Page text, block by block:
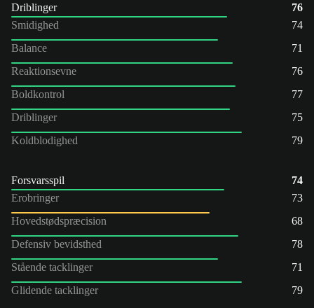
Driblinger
76
Smidighed
74
Balance
71
Reaktionsevne
76
Boldkontrol
77
Driblinger
75
Koldblodighed
79
Forsvarsspil
74
Erobringer
73
Hovedstødspræcision
68
Defensiv bevidsthed
78
Stående tacklinger
71
Glidende tacklinger
79